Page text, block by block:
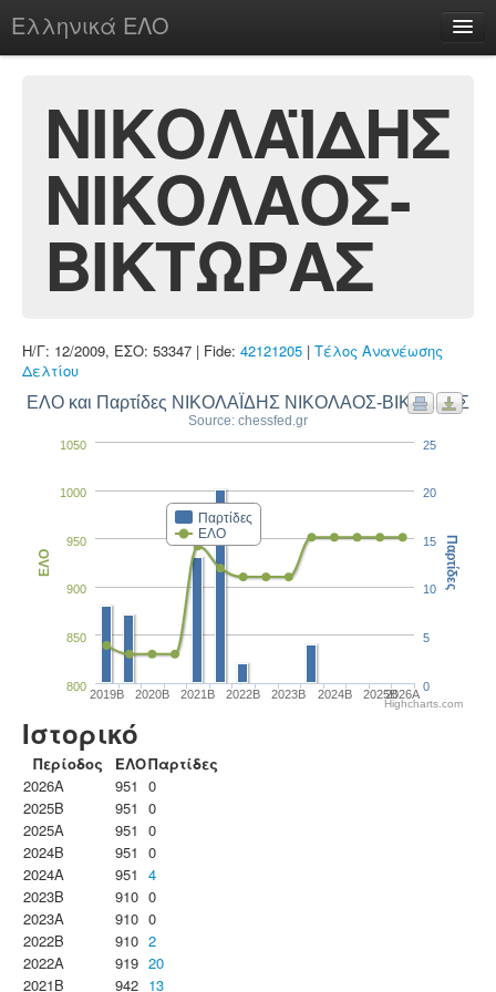
Ελληνικά ΕΛΟ
chesstu.be @ discord
Login
ΝΙΚΟΛΑΪΔΗΣ
ΝΙΚΟΛΑΟΣ-
ΒΙΚΤΩΡΑΣ
Η/Γ: 12/2009, ΕΣΟ: 53347 | Fide: 42121205 | Τέλος Ανανέωσης
Δελτίου
ΕΛΟ και Παρτίδες ΝΙΚΟΛΑΪΔΗΣ ΝΙΚΟΛΑΟΣ-ΒΙΚΤΩΡΑΣ
Source: chessfed.gr
Παρτίδες
ΕΛΟ
2019B 2020B 2021B 2022B 2023B 2024B 2025B2026A
800
850
900
950
1000
1050
ΕΛΟ
0
5
10
15
20
25
Παρτίδες
Highcharts.com
Ιστορικό
Περίοδος ΕΛΟΠαρτίδες
2026A
951 0
2025B
951 0
2025A
951 0
2024B
951 0
2024A
951 4
2023B
910 0
2023Α
910 0
2022B
910 2
2022A
919 20
2021B
942 13